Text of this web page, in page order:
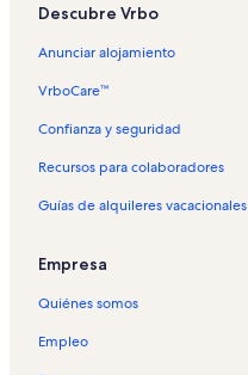
Descubre Vrbo
Anunciar alojamiento
VrboCare™
Confianza y seguridad
Recursos para colaboradores
Guías de alquileres vacacionales
Empresa
Quiénes somos
Empleo